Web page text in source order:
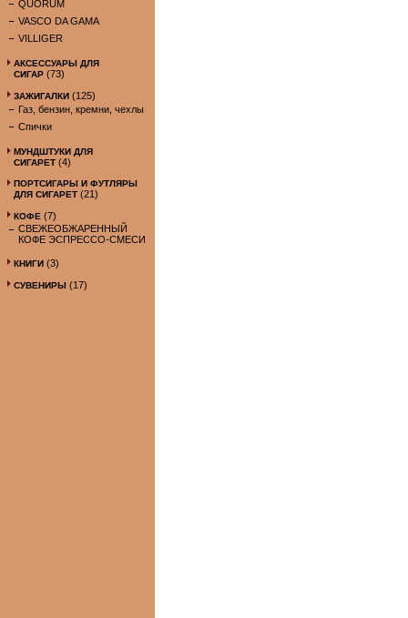
QUORUM
VASCO DA GAMA
VILLIGER
АКСЕССУАРЫ ДЛЯ
СИГАР (73)
ЗАЖИГАЛКИ (125)
Газ, бензин, кремни, чехлы
Спички
МУНДШТУКИ ДЛЯ
СИГАРЕТ (4)
ПОРТСИГАРЫ И ФУТЛЯРЫ
ДЛЯ СИГАРЕТ (21)
КОФЕ (7)
СВЕЖЕОБЖАРЕННЫЙ
КОФЕ ЭСПРЕССО-СМЕСИ
КНИГИ (3)
СУВЕНИРЫ (17)